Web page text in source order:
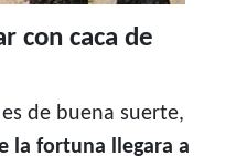
con caca de
de buena suerte,
la fortuna llegara a